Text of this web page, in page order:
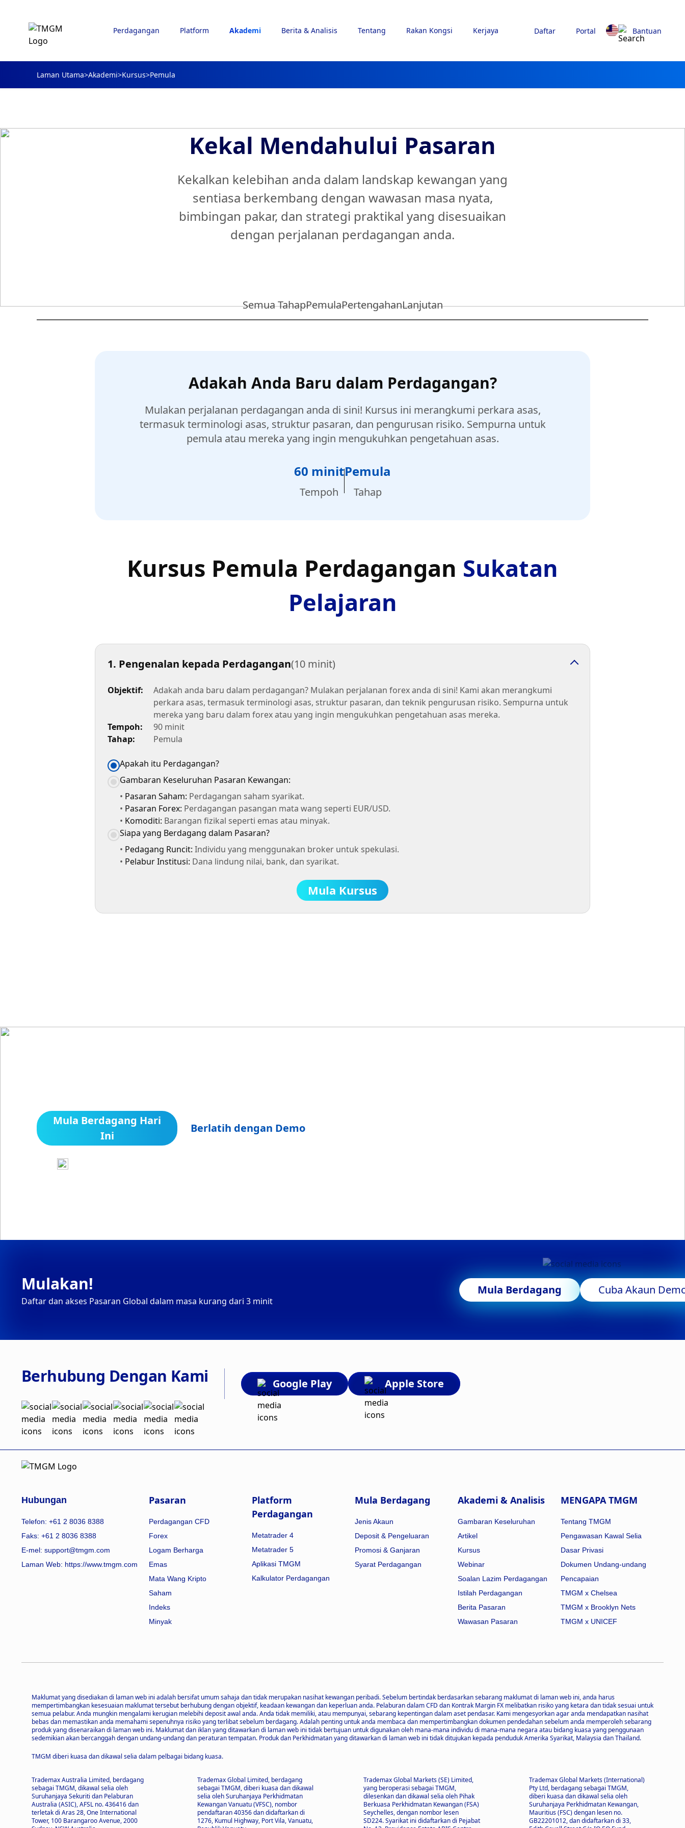
Perdagangan Platform Akademi Berita & Analisis Tentang Rakan Kongsi Kerjaya Daftar Portal Bantuan
Laman Utama>Akademi>Kursus>Pemula
Kekal Mendahului Pasaran
Kekalkan kelebihan anda dalam landskap kewangan yang
sentiasa berkembang dengan wawasan masa nyata,
bimbingan pakar, dan strategi praktikal yang disesuaikan
dengan perjalanan perdagangan anda.
Semua TahapPemulaPertengahanLanjutan
Adakah Anda Baru dalam Perdagangan?
Mulakan perjalanan perdagangan anda di sini! Kursus ini merangkumi perkara asas,
termasuk terminologi asas, struktur pasaran, dan pengurusan risiko. Sempurna untuk
pemula atau mereka yang ingin mengukuhkan pengetahuan asas.
60 minit
Tempoh
Pemula
Tahap
Kursus Pemula Perdagangan Sukatan
Pelajaran
1. Pengenalan kepada Perdagangan(10 minit)
Objektif:
Adakah anda baru dalam perdagangan? Mulakan perjalanan forex anda di sini! Kami akan merangkumi
perkara asas, termasuk terminologi asas, struktur pasaran, dan teknik pengurusan risiko. Sempurna untuk
mereka yang baru dalam forex atau yang ingin mengukuhkan pengetahuan asas mereka.
Tempoh:
90 minit
Tahap:
Pemula
Apakah itu Perdagangan?
Gambaran Keseluruhan Pasaran Kewangan:
• Pasaran Saham: Perdagangan saham syarikat.
• Pasaran Forex: Perdagangan pasangan mata wang seperti EUR/USD.
• Komoditi: Barangan fizikal seperti emas atau minyak.
Siapa yang Berdagang dalam Pasaran?
• Pedagang Runcit: Individu yang menggunakan broker untuk spekulasi.
• Pelabur Institusi: Dana lindung nilai, bank, dan syarikat.
Mula Kursus
Mula Berdagang Hari
Ini
Berlatih dengan Demo
Mulakan!
Daftar dan akses Pasaran Global dalam masa kurang dari 3 minit
Mula Berdagang Cuba Akaun
Berhubung Dengan Kami Google Play Apple Store
Hubungan
Telefon: +61 2 8036 8388
Faks: +61 2 8036 8388
E-mel: support@tmgm.com
Laman Web: https://www.tmgm.com
Pasaran
Perdagangan CFD
Forex
Logam Berharga
Emas
Mata Wang Kripto
Saham
Indeks
Minyak
Platform
Perdagangan
Metatrader 4
Metatrader 5
Aplikasi TMGM
Kalkulator Perdagangan
Mula Berdagang
Jenis Akaun
Deposit & Pengeluaran
Promosi & Ganjaran
Syarat Perdagangan
Akademi & Analisis
Gambaran Keseluruhan
Artikel
Kursus
Webinar
Soalan Lazim Perdagangan
Istilah Perdagangan
Berita Pasaran
Wawasan Pasaran
MENGAPA TMGM
Tentang TMGM
Pengawasan Kawal Selia
Dasar Privasi
Dokumen Undang-undang
Pencapaian
TMGM x Chelsea
TMGM x Brooklyn Nets
TMGM x UNICEF
Maklumat yang disediakan di laman web ini adalah bersifat umum sahaja dan tidak merupakan nasihat kewangan peribadi. Sebelum bertindak berdasarkan sebarang maklumat di laman web ini, anda harus
mempertimbangkan kesesuaian maklumat tersebut berhubung dengan objektif, keadaan kewangan dan keperluan anda. Pelaburan dalam CFD dan Kontrak Margin FX melibatkan risiko yang ketara dan tidak sesuai untuk
semua pelabur. Anda mungkin mengalami kerugian melebihi deposit awal anda. Anda tidak memiliki, atau mempunyai, sebarang kepentingan dalam aset pendasar. Kami mengesyorkan agar anda mendapatkan nasihat
bebas dan memastikan anda memahami sepenuhnya risiko yang terlibat sebelum berdagang. Adalah penting untuk anda membaca dan mempertimbangkan dokumen pendedahan sebelum anda memperoleh sebarang
produk yang disenaraikan di laman web ini. Maklumat dan iklan yang ditawarkan di laman web ini tidak bertujuan untuk digunakan oleh mana-mana individu di mana-mana negara atau bidang kuasa yang penggunaan
sedemikian akan bercanggah dengan undang-undang dan peraturan tempatan. Produk dan Perkhidmatan yang ditawarkan di laman web ini tidak ditujukan kepada penduduk Amerika Syarikat, Malaysia dan Thailand.
TMGM diberi kuasa dan dikawal selia dalam pelbagai bidang kuasa.
Trademax Australia Limited, berdagang
sebagai TMGM, dikawal selia oleh
Suruhanjaya Sekuriti dan Pelaburan
Australia (ASIC), AFSL no. 436416 dan
terletak di Aras 28, One International
Tower, 100 Barangaroo Avenue, 2000
Trademax Global Limited, berdagang
sebagai TMGM, diberi kuasa dan dikawal
selia oleh Suruhanjaya Perkhidmatan
Kewangan Vanuatu (VFSC), nombor
pendaftaran 40356 dan didaftarkan di
1276, Kumul Highway, Port Vila, Vanuatu,
Trademax Global Markets (SE) Limited,
yang beroperasi sebagai TMGM,
dilesenkan dan dikawal selia oleh Pihak
Berkuasa Perkhidmatan Kewangan (FSA)
Seychelles, dengan nombor lesen
SD224. Syarikat ini didaftarkan di Pejabat
Trademax Global Markets (International)
Pty Ltd, berdagang sebagai TMGM,
diberi kuasa dan dikawal selia oleh
Suruhanjaya Perkhidmatan Kewangan,
Mauritius (FSC) dengan lesen no.
GB22201012, dan didaftarkan di 33,